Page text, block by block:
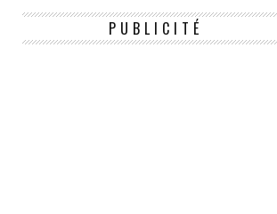
PUBLICITÉ